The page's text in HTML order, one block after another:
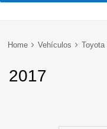
Home Vehículos Toyota
2017